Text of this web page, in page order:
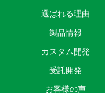
選ばれる理由
製品情報
カスタム開発
受託開発
お客様の声